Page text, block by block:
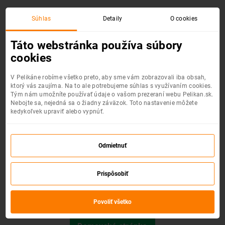
Chyba 404 :(
Požadovaná stránka nebola nájdená.
Súhlas Detaily O cookies
Táto webstránka používa súbory
cookies
V Pelikáne robíme všetko preto, aby sme vám zobrazovali iba obsah,
ktorý vás zaujíma. Na to ale potrebujeme súhlas s využívaním cookies.
Tým nám umožníte používať údaje o vašom prezeraní webu Pelikan.sk.
Nebojte sa, nejedná sa o žiadny záväzok. Toto nastavenie môžete
kedykoľvek upraviť alebo vypnúť.
Odmietnuť
Prispôsobiť
Povoliť všetko